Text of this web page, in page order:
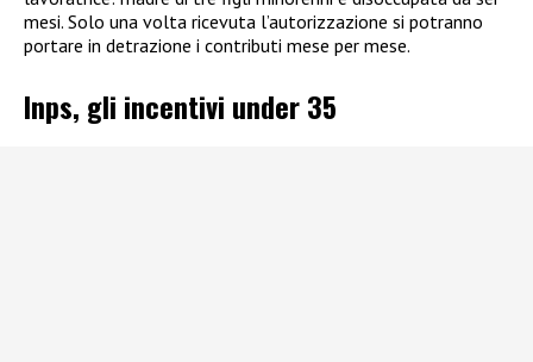
mesi. Solo una volta ricevuta l’autorizzazione si potranno
portare in detrazione i contributi mese per mese.
Inps, gli incentivi under 35